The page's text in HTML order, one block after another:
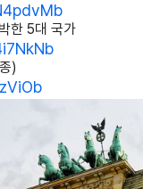
한 5대 국가
)